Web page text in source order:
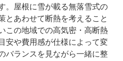
。屋根に雪が載る無落雪式の
とあわせて断熱を考えること
この地域での高気密・高断熱
安や費用感が仕様によって変
バランスを見ながら一緒に整